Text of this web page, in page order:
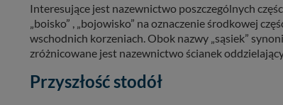
Interesujące jest nazewnictwo poszczególnych
„boisko” , „bojowisko” na oznaczenie środkowej
wschodnich korzeniach. Obok nazwy „sąsiek”
zróżnicowane jest nazewnictwo ścianek
Przyszłość stodół